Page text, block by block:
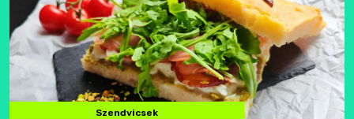
Szendvicsek